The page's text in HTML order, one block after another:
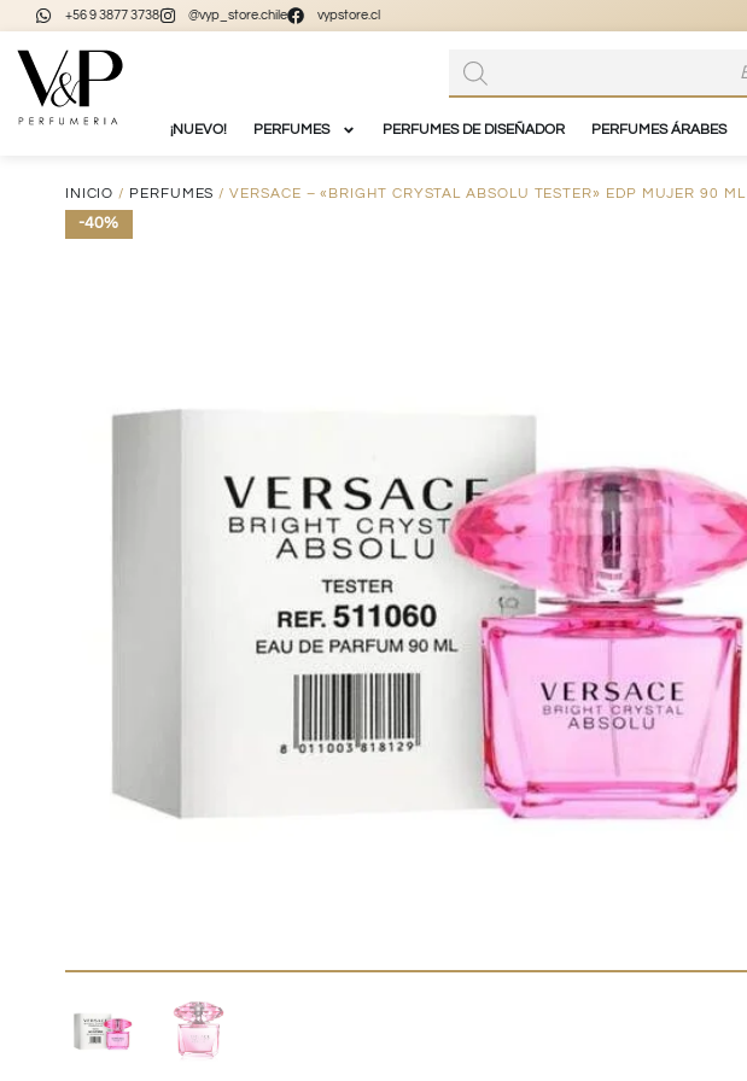
+56 9 3877 3738 @vyp_store.chile vypstore.cl
¡NUEVO! PERFUMES PERFUMES DE DISEÑADOR PERFUMES ÁRABES
INICIO / PERFUMES / VERSACE – «BRIGHT CRYSTAL ABSOLU TESTER» EDP MUJER 90 ML
-40%